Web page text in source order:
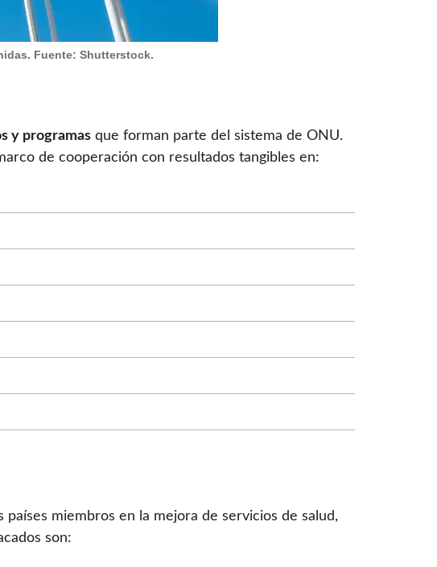
Fuente: Shutterstock.
y programas que forman parte del sistema de ONU.
de cooperación con resultados tangibles en:
países miembros en la mejora de servicios de salud,
son: